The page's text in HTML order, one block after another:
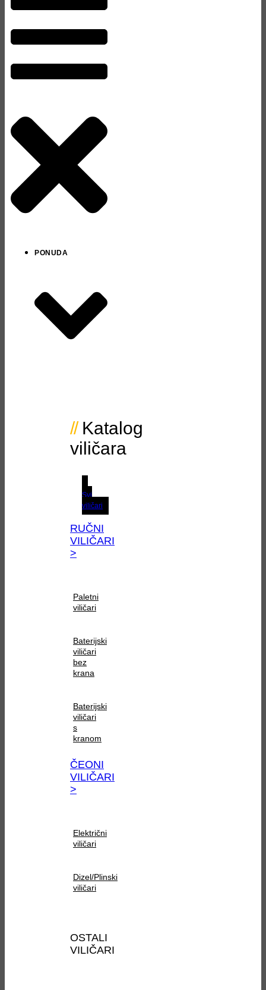
PONUDA
Katalog
viličara
Svi
viličari
RUČNI
VILIČARI
>
Paletni
viličari
Baterijski
viličari
bez
krana
Baterijski
viličari
s
kranom
ČEONI
VILIČARI
>
Električni
viličari
Dizel/Plinski
viličari
OSTALI
VILIČARI